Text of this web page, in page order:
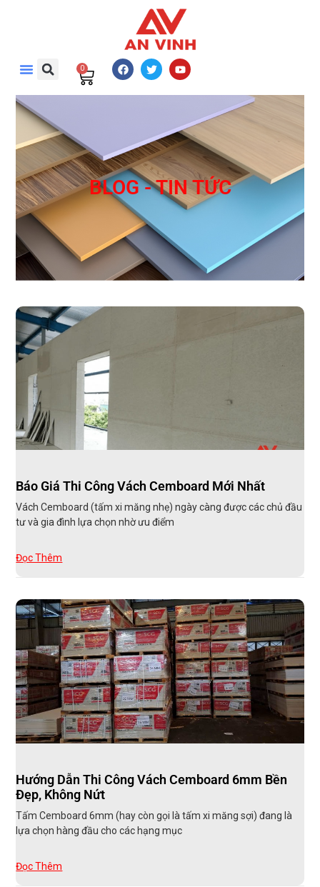
0
BLOG - TIN TỨC
Báo Giá Thi Công Vách Cemboard Mới Nhất
Vách Cemboard (tấm xi măng nhẹ) ngày càng được các chủ đầu
tư và gia đình lựa chọn nhờ ưu điểm
Đọc Thêm
Hướng Dẫn Thi Công Vách Cemboard 6mm Bền
Đẹp, Không Nứt
Tấm Cemboard 6mm (hay còn gọi là tấm xi măng sợi) đang là
lựa chọn hàng đầu cho các hạng mục
Đọc Thêm